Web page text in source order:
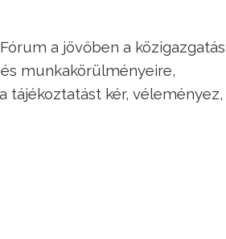
a jövőben a
munkakörülményeire,
tájékoztatást kér, véleményez,